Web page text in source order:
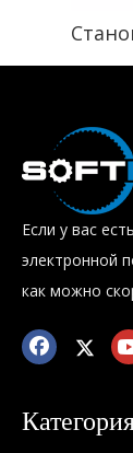
Если у вас
электронной
как можно